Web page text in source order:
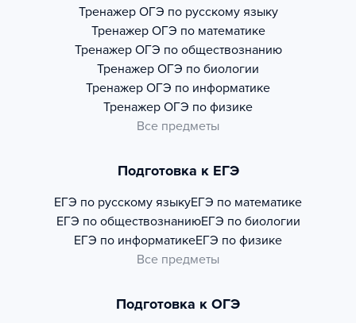
Тренажер ОГЭ по русскому языку
Тренажер ОГЭ по математике
Тренажер ОГЭ по обществознанию
Тренажер ОГЭ по биологии
Тренажер ОГЭ по информатике
Тренажер ОГЭ по физике
Все предметы
Подготовка к ЕГЭ
ЕГЭ по русскому языкуЕГЭ по математике
ЕГЭ по обществознаниюЕГЭ по биологии
ЕГЭ по информатикеЕГЭ по физике
Все предметы
Подготовка к ОГЭ